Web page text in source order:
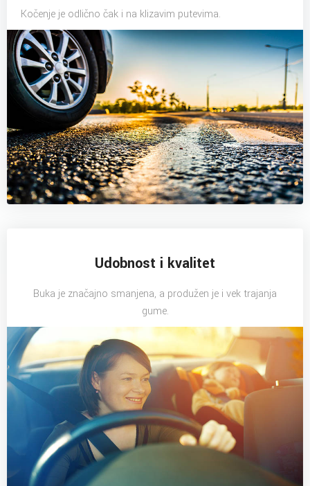
Kočenje je odlično čak i na klizavim putevima.
Udobnost i kvalitet
Buka je značajno smanjena, a produžen je i vek trajanja
gume.